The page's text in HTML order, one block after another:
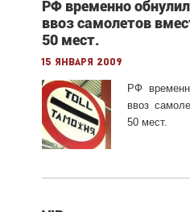
РФ временно
ввоз самолетов
50 мест.
15 января 2009
РФ
ввоз
50 мест.